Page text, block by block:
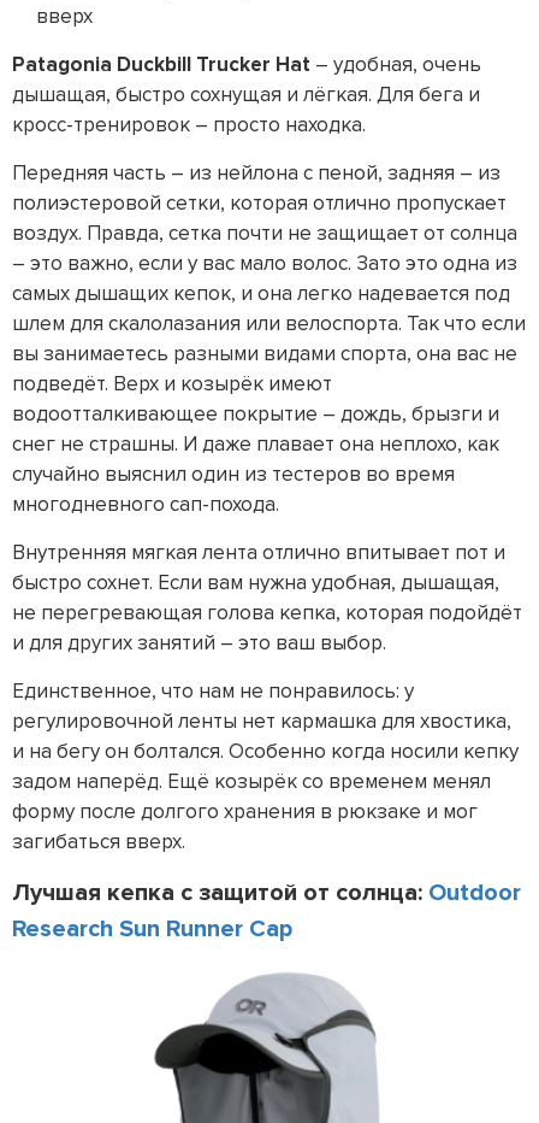
вверх
Patagonia Duckbill Trucker Hat – удобная, очень
дышащая, быстро сохнущая и лёгкая. Для бега и
кросс-тренировок – просто находка.
Передняя часть – из нейлона с пеной, задняя – из
полиэстеровой сетки, которая отлично пропускает
воздух. Правда, сетка почти не защищает от солнца
– это важно, если у вас мало волос. Зато это одна из
самых дышащих кепок, и она легко надевается под
шлем для скалолазания или велоспорта. Так что если
вы занимаетесь разными видами спорта, она вас не
подведёт. Верх и козырёк имеют
водоотталкивающее покрытие – дождь, брызги и
снег не страшны. И даже плавает она неплохо, как
случайно выяснил один из тестеров во время
многодневного сап-похода.
Внутренняя мягкая лента отлично впитывает пот и
быстро сохнет. Если вам нужна удобная, дышащая,
не перегревающая голова кепка, которая подойдёт
и для других занятий – это ваш выбор.
Единственное, что нам не понравилось: у
регулировочной ленты нет кармашка для хвостика,
и на бегу он болтался. Особенно когда носили кепку
задом наперёд. Ещё козырёк со временем менял
форму после долгого хранения в рюкзаке и мог
загибаться вверх.
Лучшая кепка с защитой от солнца: Outdoor
Research Sun Runner Cap